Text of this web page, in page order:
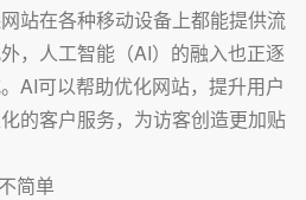
站在各种移动设备上都能提供流
，人工智能（AI）的融入也正逐
AI可以帮助优化网站，提升用户
的客户服务，为访客创造更加贴
简单